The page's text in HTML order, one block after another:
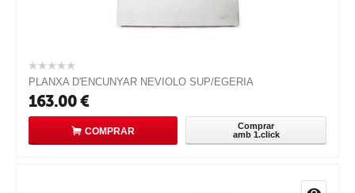
PLANXA D'ENCUNYAR NEVIOLO SUP/EGERIA
163.00€
COMPRAR
Comprar
amb 1.click